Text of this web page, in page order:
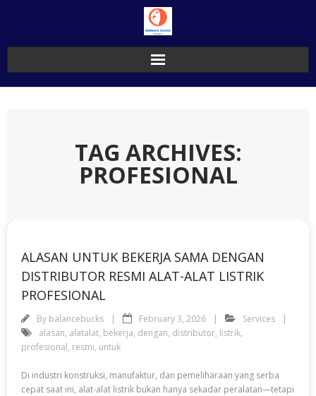
TAG ARCHIVES:
PROFESIONAL
ALASAN UNTUK BEKERJA SAMA DENGAN
DISTRIBUTOR RESMI ALAT-ALAT LISTRIK
PROFESIONAL
By balancebucks February 3, 2026
Services
alasan, alatalat, bekerja, dengan, distributor, listrik,
profesional, resmi, untuk
Di industri konstruksi, manufaktur, dan pemeliharaan yang serba
cepat saat ini, alat-alat listrik bukan hanya sekadar peralatan—tetapi